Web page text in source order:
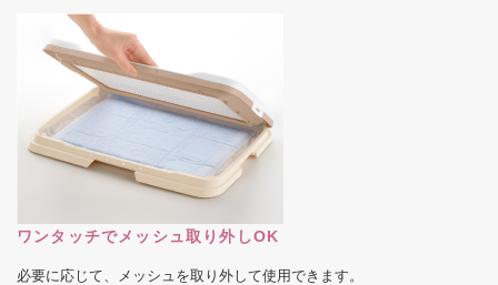
ワンタッチでメッシュ取り外しOK
必要に応じて、メッシュを取り外して使用できます。